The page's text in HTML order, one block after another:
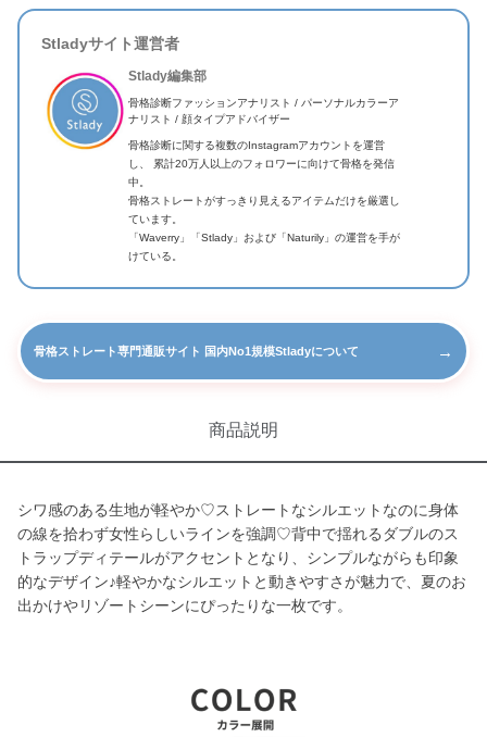
Stladyサイト運営者
Stlady編集部
骨格診断ファッションアナリスト / パーソナルカラーア
ナリスト / 顔タイプアドバイザー
骨格診断に関する複数のInstagramアカウントを運営
し、 累計20万人以上のフォロワーに向けて骨格を発信
中。
骨格ストレートがすっきり見えるアイテムだけを厳選し
ています。
「Waverry」「Stlady」および「Naturily」の運営を手が
けている。
骨格ストレート専門通販サイト 国内No1規模Stladyについて →
商品説明
シワ感のある生地が軽やか♡ストレートなシルエットなのに身体
の線を拾わず女性らしいラインを強調♡背中で揺れるダブルのス
トラップディテールがアクセントとなり、シンプルながらも印象
的なデザイン♪軽やかなシルエットと動きやすさが魅力で、夏のお
出かけやリゾートシーンにぴったりな一枚です。